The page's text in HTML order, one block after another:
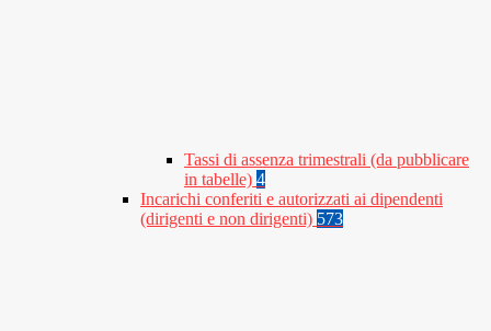
Tassi di assenza trimestrali (da pubblicare
in tabelle) 4
Incarichi conferiti e autorizzati ai dipendenti
(dirigenti e non dirigenti) 573